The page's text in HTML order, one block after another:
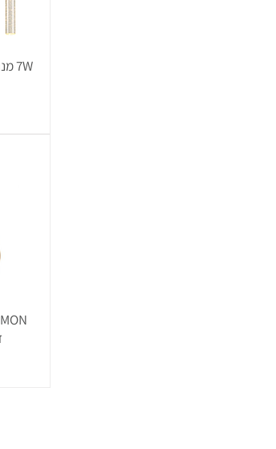
7W מנורת תליה אננס יחיד